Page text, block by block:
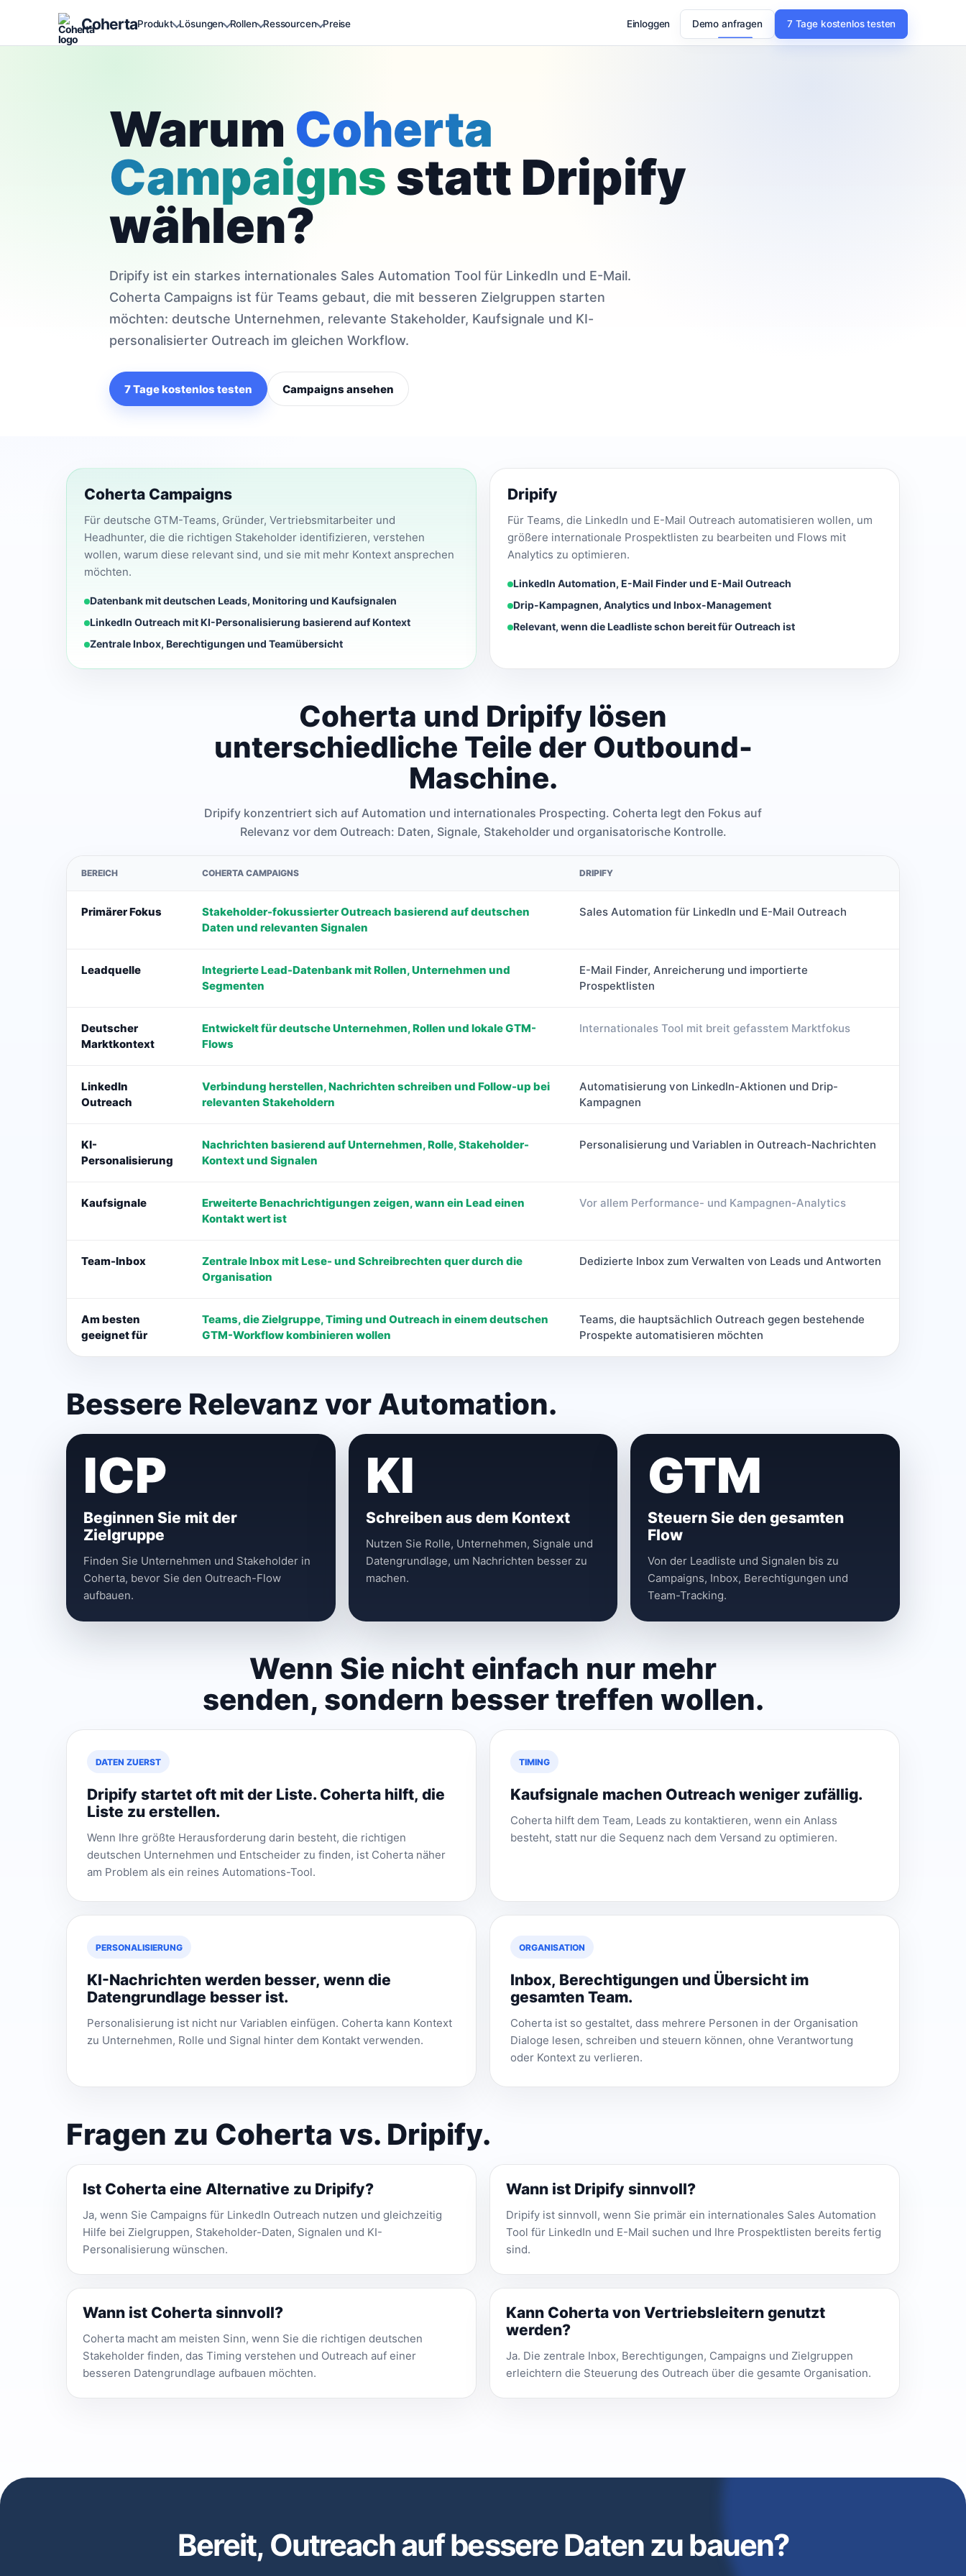
CohertaProdukt Lösungen Rollen Ressourcen Preise Einloggen Demo anfragen 7 Tage kostenlos testen
Warum Coherta
Campaignsstatt Dripify
wählen?
Dripify ist ein starkes internationales Sales Automation Tool für LinkedIn und E-Mail.
Coherta Campaigns ist für Teams gebaut, die mit besseren Zielgruppen starten
möchten: deutsche Unternehmen, relevante Stakeholder, Kaufsignale und KI-
personalisierter Outreach im gleichen Workflow.
7 Tage kostenlos testen Campaigns ansehen
Coherta Campaigns
Für deutsche GTM-Teams, Gründer, Vertriebsmitarbeiter und
Headhunter, die die richtigen Stakeholder identifizieren, verstehen
wollen, warum diese relevant sind, und sie mit mehr Kontext ansprechen
möchten.
Datenbank mit deutschen Leads, Monitoring und Kaufsignalen
LinkedIn Outreach mit KI-Personalisierung basierend auf Kontext
Zentrale Inbox, Berechtigungen und Teamübersicht
Dripify
Für Teams, die LinkedIn und E-Mail Outreach automatisieren wollen, um
größere internationale Prospektlisten zu bearbeiten und Flows mit
Analytics zu optimieren.
LinkedIn Automation, E-Mail Finder und E-Mail Outreach
Drip-Kampagnen, Analytics und Inbox-Management
Relevant, wenn die Leadliste schon bereit für Outreach ist
Coherta und Dripify lösen
unterschiedliche Teile der Outbound-
Maschine.
Dripify konzentriert sich auf Automation und internationales Prospecting. Coherta legt den Fokus auf
Relevanz vor dem Outreach: Daten, Signale, Stakeholder und organisatorische Kontrolle.
BEREICH COHERTA CAMPAIGNS DRIPIFY
Primärer Fokus
Stakeholder-fokussierter Outreach basierend auf deutschen
Daten und relevanten Signalen
Sales Automation für LinkedIn und E-Mail Outreach
Leadquelle
Integrierte Lead-Datenbank mit Rollen, Unternehmen und
Segmenten
E-Mail Finder, Anreicherung und importierte
Prospektlisten
Deutscher
Marktkontext
Entwickelt für deutsche Unternehmen, Rollen und lokale GTM-
Flows
Internationales Tool mit breit gefasstem Marktfokus
LinkedIn
Outreach
Verbindung herstellen, Nachrichten schreiben und Follow-up bei
relevanten Stakeholdern
Automatisierung von LinkedIn-Aktionen und Drip-
Kampagnen
KI-
Personalisierung
Nachrichten basierend auf Unternehmen, Rolle, Stakeholder-
Kontext und Signalen
Personalisierung und Variablen in Outreach-Nachrichten
Kaufsignale
Erweiterte Benachrichtigungen zeigen, wann ein Lead einen
Kontakt wert ist
Vor allem Performance- und Kampagnen-Analytics
Team-Inbox
Zentrale Inbox mit Lese- und Schreibrechten quer durch die
Organisation
Dedizierte Inbox zum Verwalten von Leads und Antworten
Am besten
geeignet für
Teams, die Zielgruppe, Timing und Outreach in einem deutschen
GTM-Workflow kombinieren wollen
Teams, die hauptsächlich Outreach gegen bestehende
Prospekte automatisieren möchten
Bessere Relevanz vor Automation.
ICP
Beginnen Sie mit der
Zielgruppe
Finden Sie Unternehmen und Stakeholder in
Coherta, bevor Sie den Outreach-Flow
aufbauen.
KI
Schreiben aus dem Kontext
Nutzen Sie Rolle, Unternehmen, Signale und
Datengrundlage, um Nachrichten besser zu
machen.
GTM
Steuern Sie den gesamten
Flow
Von der Leadliste und Signalen bis zu
Campaigns, Inbox, Berechtigungen und
Team-Tracking.
Wenn Sie nicht einfach nur mehr
senden, sondern besser treffen wollen.
DATEN ZUERST
Dripify startet oft mit der Liste. Coherta hilft, die
Liste zu erstellen.
Wenn Ihre größte Herausforderung darin besteht, die richtigen
deutschen Unternehmen und Entscheider zu finden, ist Coherta näher
am Problem als ein reines Automations-Tool.
TIMING
Kaufsignale machen Outreach weniger zufällig.
Coherta hilft dem Team, Leads zu kontaktieren, wenn ein Anlass
besteht, statt nur die Sequenz nach dem Versand zu optimieren.
PERSONALISIERUNG
KI-Nachrichten werden besser, wenn die
Datengrundlage besser ist.
Personalisierung ist nicht nur Variablen einfügen. Coherta kann Kontext
zu Unternehmen, Rolle und Signal hinter dem Kontakt verwenden.
ORGANISATION
Inbox, Berechtigungen und Übersicht im
gesamten Team.
Coherta ist so gestaltet, dass mehrere Personen in der Organisation
Dialoge lesen, schreiben und steuern können, ohne Verantwortung
oder Kontext zu verlieren.
Fragen zu Coherta vs. Dripify.
Ist Coherta eine Alternative zu Dripify?
Ja, wenn Sie Campaigns für LinkedIn Outreach nutzen und gleichzeitig
Hilfe bei Zielgruppen, Stakeholder-Daten, Signalen und KI-
Personalisierung wünschen.
Wann ist Dripify sinnvoll?
Dripify ist sinnvoll, wenn Sie primär ein internationales Sales Automation
Tool für LinkedIn und E-Mail suchen und Ihre Prospektlisten bereits fertig
sind.
Wann ist Coherta sinnvoll?
Coherta macht am meisten Sinn, wenn Sie die richtigen deutschen
Stakeholder finden, das Timing verstehen und Outreach auf einer
besseren Datengrundlage aufbauen möchten.
Kann Coherta von Vertriebsleitern genutzt
werden?
Ja. Die zentrale Inbox, Berechtigungen, Campaigns und Zielgruppen
erleichtern die Steuerung des Outreach über die gesamte Organisation.
Bereit, Outreach auf bessere Daten zu bauen?